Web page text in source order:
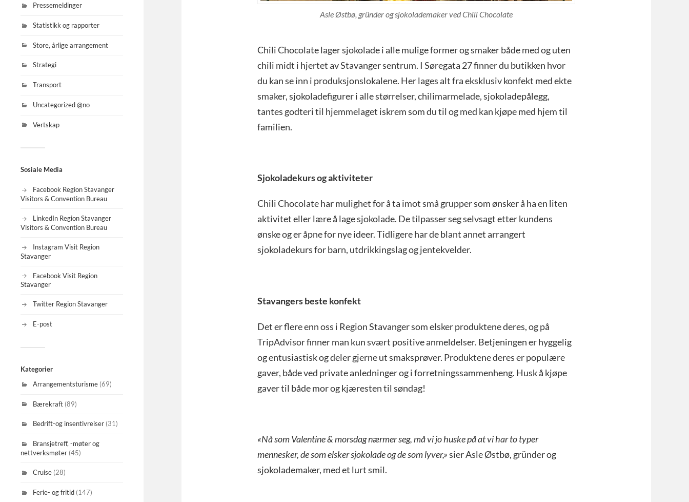
Pressemeldinger
Statistikk og rapporter
Store, årlige arrangement
Strategi
Transport
Uncategorized @no
Vertskap
Sosiale Media
Facebook Region Stavanger
Visitors & Convention Bureau
LinkedIn Region Stavanger
Visitors & Convention Bureau
Instagram Visit Region
Stavanger
Facebook Visit Region
Stavanger
Twitter Region Stavanger
E-post
Kategorier
Arrangementsturisme (69)
Bærekraft (89)
Bedrift-og insentivreiser (31)
Bransjetreff, -møter og
nettverksmøter (45)
Cruise (28)
Ferie- og fritid (147)
Asle Østbø, gründer og sjokolademaker ved Chili Chocolate
Chili Chocolate lager sjokolade i alle mulige former og smaker både med og uten
chili midt i hjertet av Stavanger sentrum. I Søregata 27 finner du butikken hvor
du kan se inn i produksjonslokalene. Her lages alt fra eksklusiv konfekt med ekte
smaker, sjokoladefigurer i alle størrelser, chilimarmelade, sjokoladepålegg,
tantes godteri til hjemmelaget iskrem som du til og med kan kjøpe med hjem til
familien.
Sjokoladekurs og aktiviteter
Chili Chocolate har mulighet for å ta imot små grupper som ønsker å ha en liten
aktivitet eller lære å lage sjokolade. De tilpasser seg selvsagt etter kundens
ønske og er åpne for nye ideer. Tidligere har de blant annet arrangert
sjokoladekurs for barn, utdrikkingslag og jentekvelder.
Stavangers beste konfekt
Det er flere enn oss i Region Stavanger som elsker produktene deres, og på
TripAdvisor finner man kun svært positive anmeldelser. Betjeningen er hyggelig
og entusiastisk og deler gjerne ut smaksprøver. Produktene deres er populære
gaver, både ved private anledninger og i forretningssammenheng. Husk å kjøpe
gaver til både mor og kjæresten til søndag!
«Nå som Valentine & morsdag nærmer seg, må vi jo huske på at vi har to typer
mennesker, de som elsker sjokolade og de som lyver,»sier Asle Østbø, gründer og
sjokolademaker, med et lurt smil.